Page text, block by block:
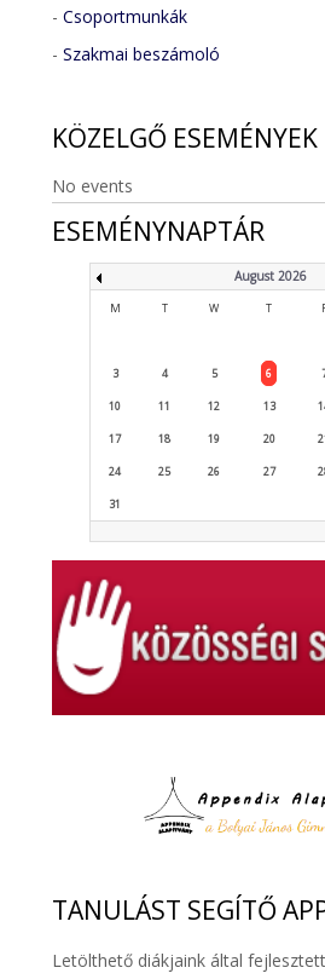
-Csoportmunkák
-Szakmai beszámoló
KÖZELGŐ ESEMÉNYEK
No events
ESEMÉNYNAPTÁR
August 2026
M T W T
3 4 5 6
10 11 12 13
17 18 19 20
24 25 26 27
31
TANULÁST SEGÍTŐ
Letölthető diákjaink által